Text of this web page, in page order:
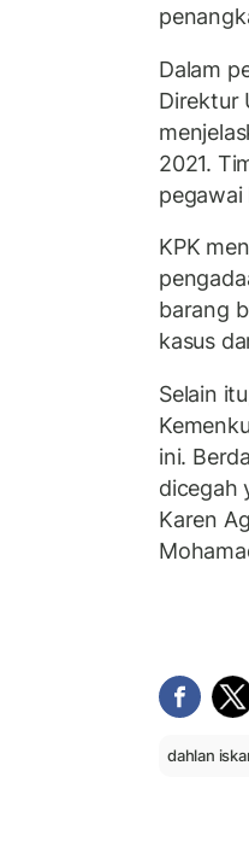
Dalam
Direktur
2021.
pegawai
KPK
barang
kasus
Selain
ini.
dicegah
Karen
dahlan